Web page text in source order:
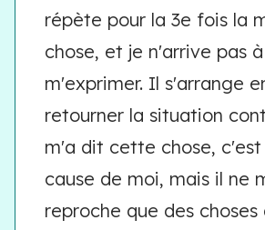
répète pour la 3e fois la
chose, et je n'arrive pas à
m'exprimer. Il s'arrange
retourner la situation
m'a dit cette chose,
cause de moi, mais il ne
reproche que des choses